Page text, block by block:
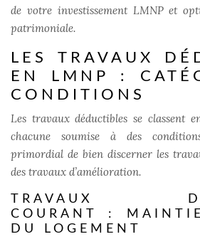
de votre investissement LMNP et
patrimoniale.
LES TRAVAUX
EN LMNP :
CONDITIONS
Les travaux déductibles se classent
chacune soumise à des
primordial de bien discerner les
des travaux d’amélioration.
TRAVAUX
COURANT :
DU LOGEMENT